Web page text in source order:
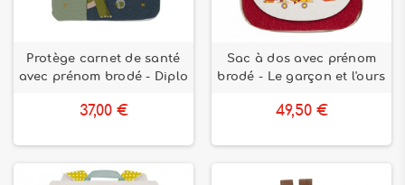
Protège carnet de santé
avec prénom brodé - Diplo
37,00 €
Sac à dos avec prénom
brodé - Le garçon et l'ours
49,50 €